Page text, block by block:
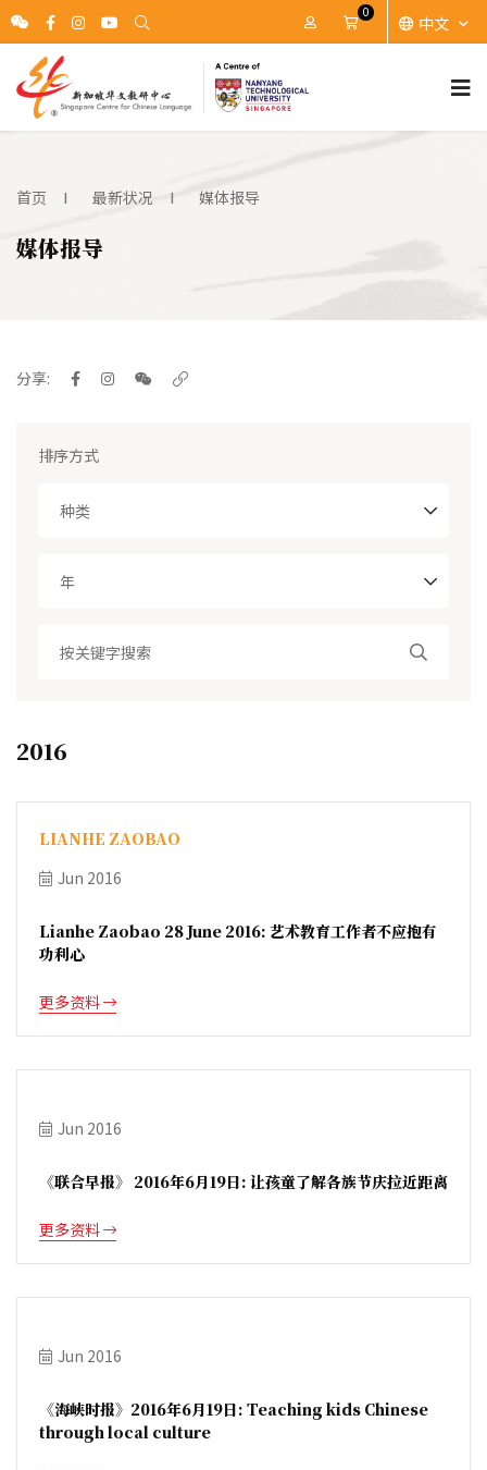
账户 Cart
0
中文
首页 最新状况 媒体报导
媒体报导
分享:
排序方式
种类
年
2016
LIANHE ZAOBAO
Jun 2016
Lianhe Zaobao 28 June 2016: 艺术教育工作者不应抱有
功利心
更多资料
Jun 2016
《联合早报》 2016年6月19日: 让孩童了解各族节庆拉近距离
更多资料
Jun 2016
《海峡时报》2016年6月19日: Teaching kids Chinese
through local culture